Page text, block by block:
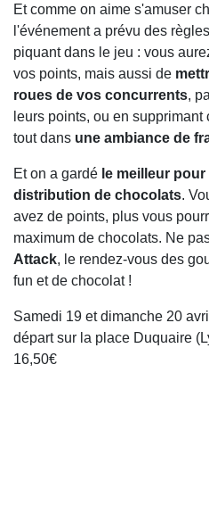
Et comme on aime s'amuser
l'événement a prévu des
piquant dans le jeu : vous
vos points, mais aussi de
roues de vos concurrents,
leurs points, ou en
tout dans une ambiance de
Et on a gardé le meilleur
distribution de chocolats.
avez de points, plus vous
maximum de chocolats. Ne
Attack, le rendez-vous des
fun et de chocolat !
Samedi 19 et dimanche 20
départ sur la place Duquaire
16,50€